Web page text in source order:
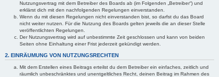
Nutzungsvertrag mit dem Betreiber des Boards ab (im Folgenden „Betreiber“) und
erklärst dich mit den nachfolgenden Regelungen einverstanden.
Wenn du mit diesen Regelungen nicht einverstanden bist, so darfst du das Board
nicht weiter nutzen. Für die Nutzung des Boards gelten jeweils die an dieser Stelle
veröffentlichten Regelungen.
Der Nutzungsvertrag wird auf unbestimmte Zeit geschlossen und kann von beiden
Seiten ohne Einhaltung einer Frist jederzeit gekündigt werden.
2. EINRÄUMUNG VON NUTZUNGSRECHTEN
Mit dem Erstellen eines Beitrags erteilst du dem Betreiber ein einfaches, zeitlich und
räumlich unbeschränktes und unentgeltliches Recht, deinen Beitrag im Rahmen des